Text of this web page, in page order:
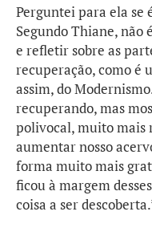
Perguntei para ela se
Segundo Thiane, não
e refletir sobre as
recuperação, como é
assim, do
recuperando, mas
polivocal, muito mais
aumentar nosso
forma muito mais
ficou à margem
coisa a ser